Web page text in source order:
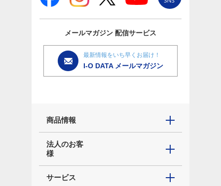
メールマガジン 配信サービス
最新情報をいち早くお届け！
I-O DATA メールマガジン
商品情報
法人のお客
様
サービス